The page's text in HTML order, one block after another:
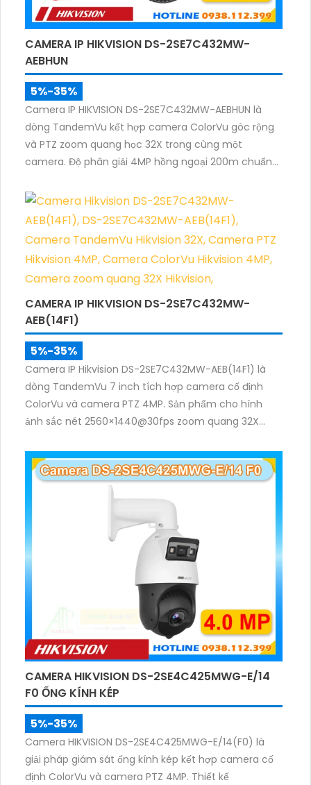
CAMERA IP HIKVISION DS-2SE7C432MW-
AEBHUN
5%-35%
Camera IP HIKVISION DS-2SE7C432MW-AEBHUN là
dòng TandemVu kết hợp camera ColorVu góc rộng
và PTZ zoom quang học 32X trong cùng một
camera. Độ phân giải 4MP hồng ngoại 200m chuẩn
giúp giám sát khu vực rộng với hình ảnh rõ nét cả
ngày và đêm.
CAMERA IP HIKVISION DS-2SE7C432MW-
AEB(14F1)
5%-35%
Camera IP Hikvision DS-2SE7C432MW-AEB(14F1) là
dòng TandemVu 7 inch tích hợp camera cố định
ColorVu và camera PTZ 4MP. Sản phẩm cho hình
ảnh sắc nét 2560×1440@30fps zoom quang 32X
giám sát khu vực rộng cả ngày lẫn đêm.
CAMERA HIKVISION DS-2SE4C425MWG-E/14
F0 ỐNG KÍNH KÉP
5%-35%
Camera HIKVISION DS-2SE4C425MWG-E/14(F0) là
giải pháp giám sát ống kính kép kết hợp camera cố
định ColorVu và camera PTZ 4MP. Thiết kế